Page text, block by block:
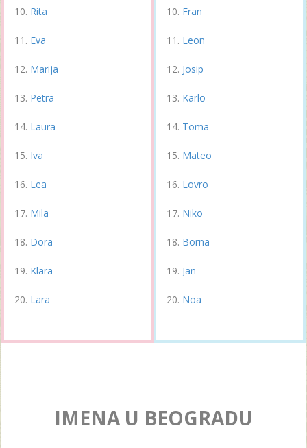
Rita
Eva
Marija
Petra
Laura
Iva
Lea
Mila
Dora
Klara
Lara
Fran
Leon
Josip
Karlo
Toma
Mateo
Lovro
Niko
Borna
Jan
Noa
IMENA U BEOGRADU